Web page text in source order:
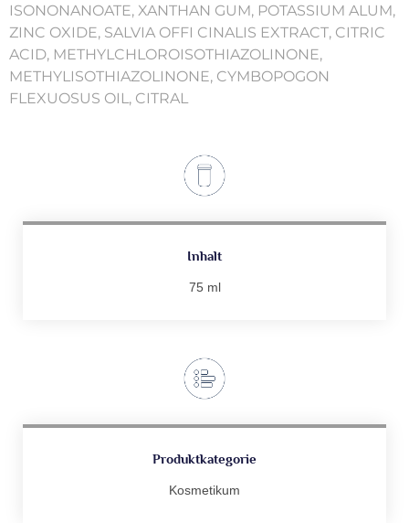
ISONONANOATE, XANTHAN GUM, POTASSIUM ALUM,
ZINC OXIDE, SALVIA OFFI CINALIS EXTRACT, CITRIC
ACID, METHYLCHLOROISOTHIAZOLINONE,
METHYLISOTHIAZOLINONE, CYMBOPOGON
FLEXUOSUS OIL, CITRAL
Inhalt
75 ml
Produktkategorie
Kosmetikum